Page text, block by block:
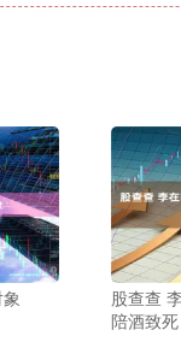
股查查
陪酒致